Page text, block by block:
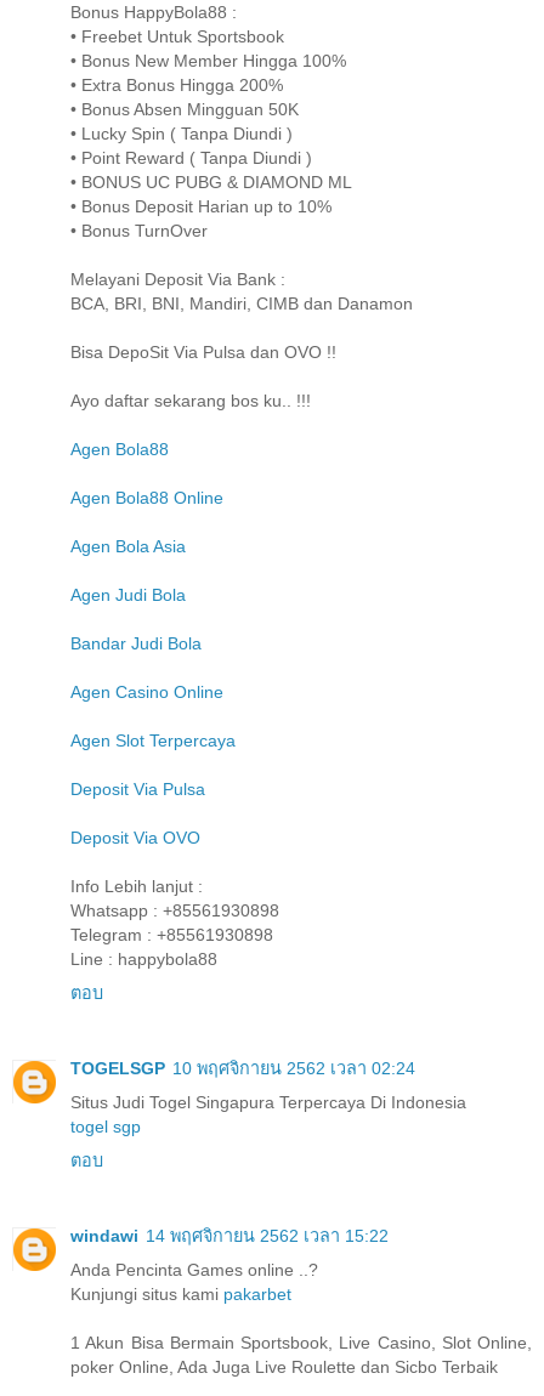
Bonus HappyBola88 :
• Freebet Untuk Sportsbook
• Bonus New Member Hingga 100%
• Extra Bonus Hingga 200%
• Bonus Absen Mingguan 50K
• Lucky Spin ( Tanpa Diundi )
• Point Reward ( Tanpa Diundi )
• BONUS UC PUBG & DIAMOND ML
• Bonus Deposit Harian up to 10%
• Bonus TurnOver
Melayani Deposit Via Bank :
BCA, BRI, BNI, Mandiri, CIMB dan Danamon
Bisa DepoSit Via Pulsa dan OVO !!
Ayo daftar sekarang bos ku.. !!!
Agen Bola88
Agen Bola88 Online
Agen Bola Asia
Agen Judi Bola
Bandar Judi Bola
Agen Casino Online
Agen Slot Terpercaya
Deposit Via Pulsa
Deposit Via OVO
Info Lebih lanjut :
Whatsapp : +85561930898
Telegram : +85561930898
Line : happybola88
ตอบ
TOGELSGP 10 พฤศจิกายน 2562 เวลา 02:24
Situs Judi Togel Singapura Terpercaya Di Indonesia
togel sgp
ตอบ
windawi 14 พฤศจิกายน 2562 เวลา 15:22
Anda Pencinta Games online ..?
Kunjungi situs kami pakarbet
1 Akun Bisa Bermain Sportsbook, Live Casino, Slot Online,
poker Online, Ada Juga Live Roulette dan Sicbo Terbaik